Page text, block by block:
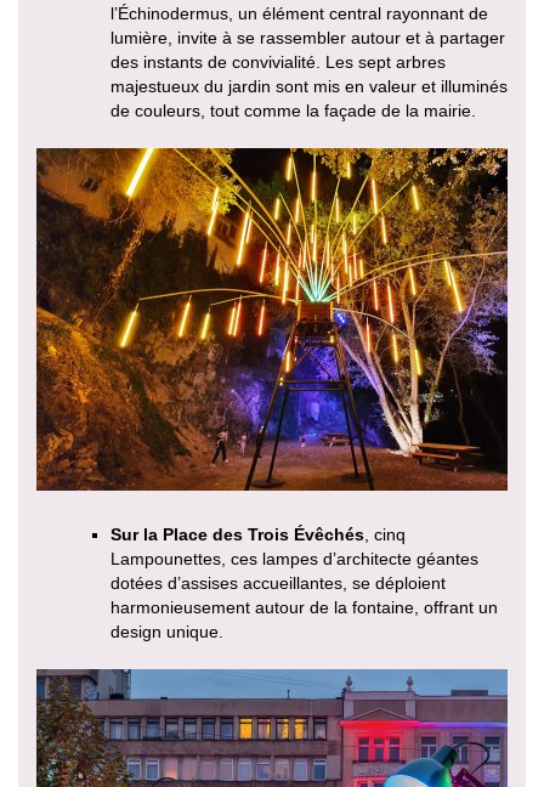
l’Échinodermus, un élément central rayonnant de
lumière, invite à se rassembler autour et à partager
des instants de convivialité. Les sept arbres
majestueux du jardin sont mis en valeur et illuminés
de couleurs, tout comme la façade de la mairie.
Sur la Place des Trois Évêchés , cinq
Lampounettes, ces lampes d’architecte géantes
dotées d’assises accueillantes, se déploient
harmonieusement autour de la fontaine, offrant un
design unique.